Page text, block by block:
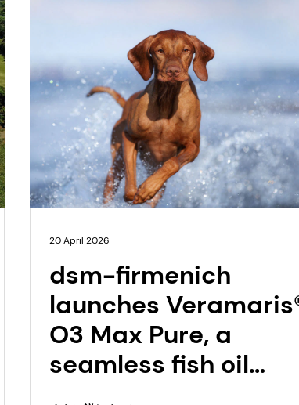
20 April 2026
dsm-firmenich
launches
O3 Max Pure, a
seamless fish oil